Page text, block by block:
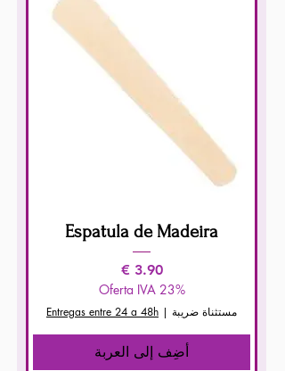
Espatula de Madeira
السعر‏3.90 €
Oferta IVA 23%
مستثناة ضريبة |
Entregas entre 24 a 48h
أضِف إلى العربة